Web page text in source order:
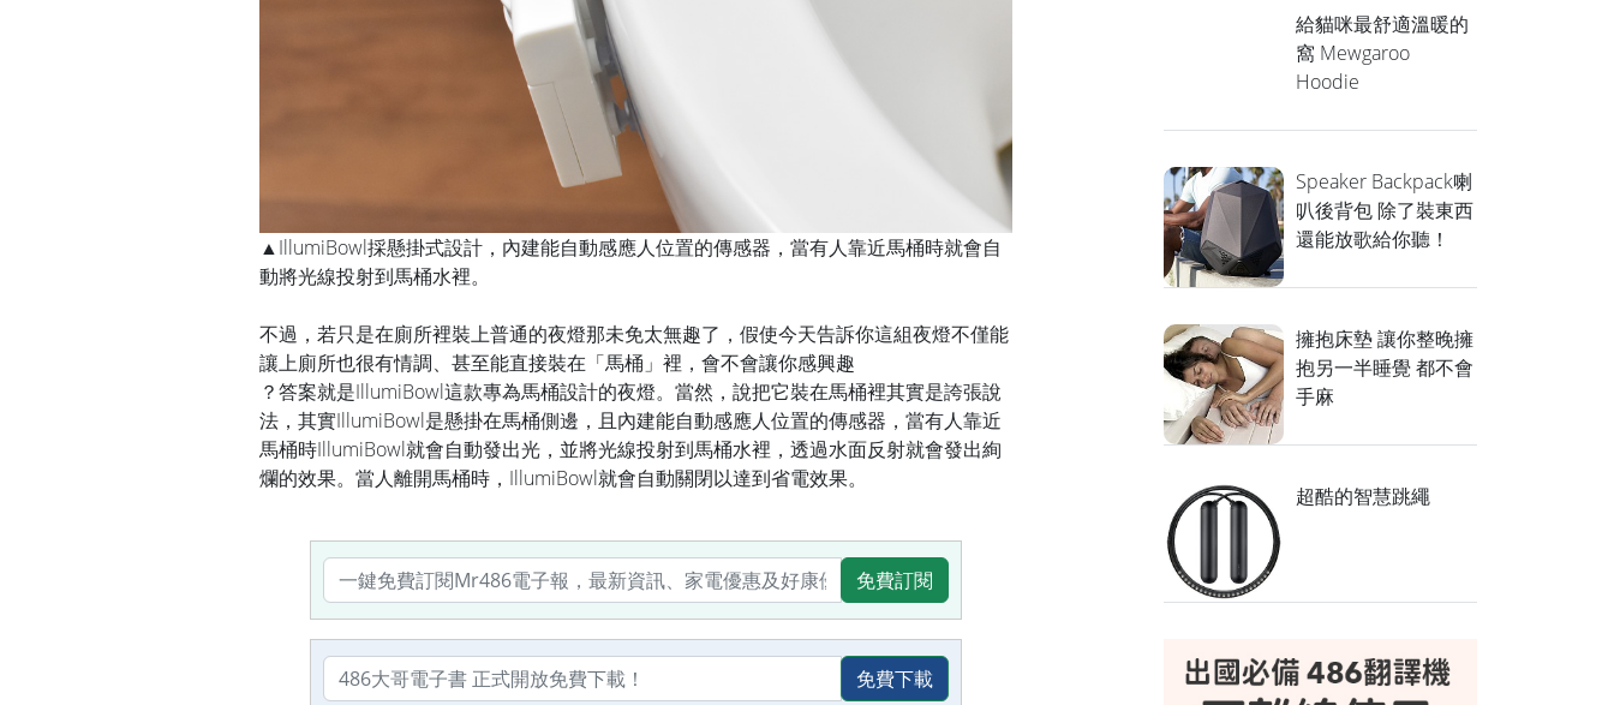
▲IllumiBowl採懸掛式設計，內建能自動感應人位置的傳感器，當有人靠近馬桶時就會自
動將光線投射到馬桶水裡。
不過，若只是在廁所裡裝上普通的夜燈那未免太無趣了，假使今天告訴你這組夜燈不僅能
讓上廁所也很有情調、甚至能直接裝在「馬桶」裡，會不會讓你感興趣
？答案就是IllumiBowl這款專為馬桶設計的夜燈。當然，說把它裝在馬桶裡其實是誇張說
法，其實IllumiBowl是懸掛在馬桶側邊，且內建能自動感應人位置的傳感器，當有人靠近
馬桶時IllumiBowl就會自動發出光，並將光線投射到馬桶水裡，透過水面反射就會發出絢
爛的效果。當人離開馬桶時，IllumiBowl就會自動關閉以達到省電效果。
免費訂閱
免費下載
給貓咪最舒適溫暖的
窩 Mewgaroo
Hoodie
Speaker Backpack喇
叭後背包 除了裝東西
還能放歌給你聽！
擁抱床墊 讓你整晚擁
抱另一半睡覺 都不會
手麻
超酷的智慧跳繩